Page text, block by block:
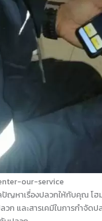
ญหาเรื่องปลวกให้กับคุณ โฮ
ลวก และสารเคมีในการกำ